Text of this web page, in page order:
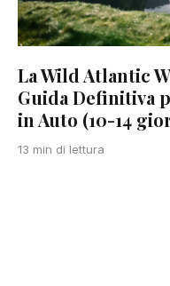
La Wild Atlantic
Guida Definitiva
in Auto (10-14
13 min di lettura